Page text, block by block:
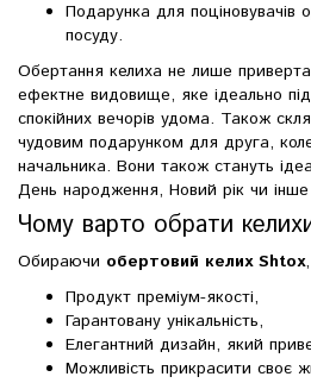
Подарунка для поціновувачів
посуду.
Обертання келиха не лише
ефектне видовище, яке ідеально
спокійних вечорів удома. Також
чудовим подарунком для друга,
начальника. Вони також стануть
День народження, Новий рік чи
Чому варто обрати
Обираючи обертовий келих Shtox
Продукт преміум-якості,
Гарантовану унікальність,
Елегантний дизайн, який
Можливість прикрасити своє